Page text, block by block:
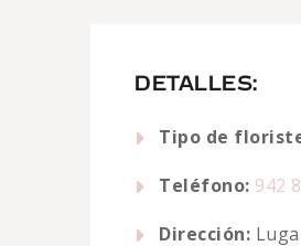
DETALLES:
Tipo de
Teléfono: 942
Dirección: